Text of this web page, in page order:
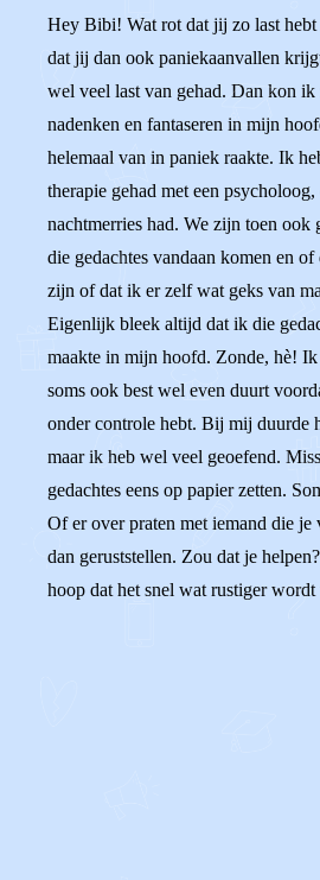
Hey Bibi! Wat rot dat jij zo last hebt
dat jij dan ook paniekaanvallen
wel veel last van gehad. Dan kon ik
nadenken en fantaseren in mijn
helemaal van in paniek raakte. Ik
therapie gehad met een
nachtmerries had. We zijn toen ook
die gedachtes vandaan komen en of
zijn of dat ik er zelf wat geks van
Eigenlijk bleek altijd dat ik die
maakte in mijn hoofd. Zonde, hè!
soms ook best wel even duurt
onder controle hebt. Bij mij duurde
maar ik heb wel veel geoefend.
gedachtes eens op papier zetten.
Of er over praten met iemand die
dan geruststellen. Zou dat je
hoop dat het snel wat rustiger